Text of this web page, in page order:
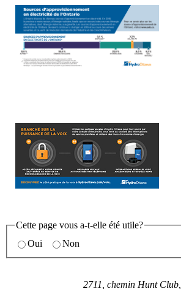
Cette page vous a-t-elle été utile?
Oui
Non
2711, chemin Hunt Club,